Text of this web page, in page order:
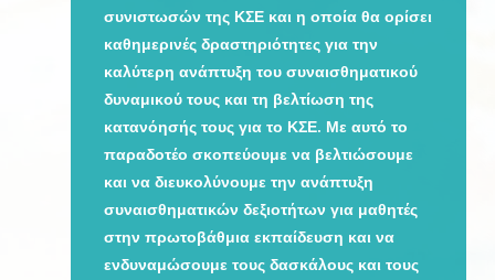
συνιστωσών της ΚΣΕ και η οποία θα ορίσει
καθημερινές δραστηριότητες για την
καλύτερη ανάπτυξη του συναισθηματικού
δυναμικού τους και τη βελτίωση της
κατανόησής τους για το ΚΣΕ. Με αυτό το
παραδοτέο σκοπεύουμε να βελτιώσουμε
και να διευκολύνουμε την ανάπτυξη
συναισθηματικών δεξιοτήτων για μαθητές
στην πρωτοβάθμια εκπαίδευση και να
ενδυναμώσουμε τους δασκάλους και τους